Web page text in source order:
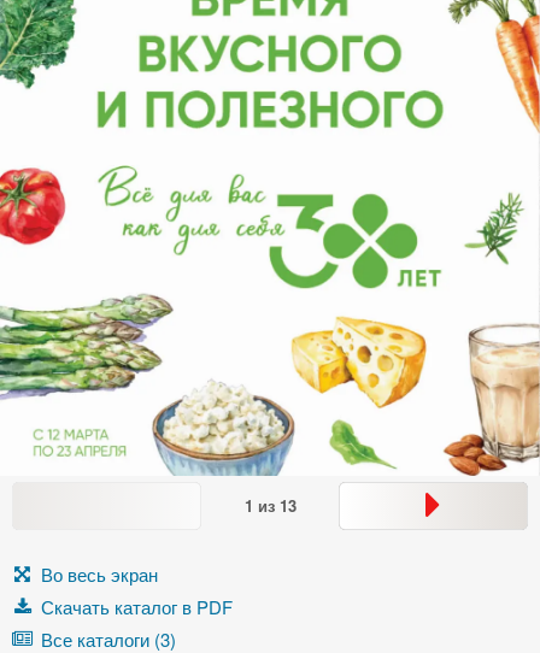
1 из 13
Во весь экран
Скачать каталог в PDF
Все каталоги (3)